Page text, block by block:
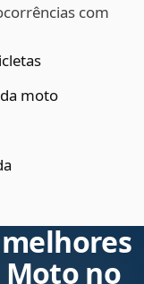
com
moto
Moto no